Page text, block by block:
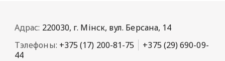
Адрас: 220030, г. Мінск, вул. Берсана, 14
Тэлефоны: +375 (17) 200-81-75
+375 (29) 690-09-
44